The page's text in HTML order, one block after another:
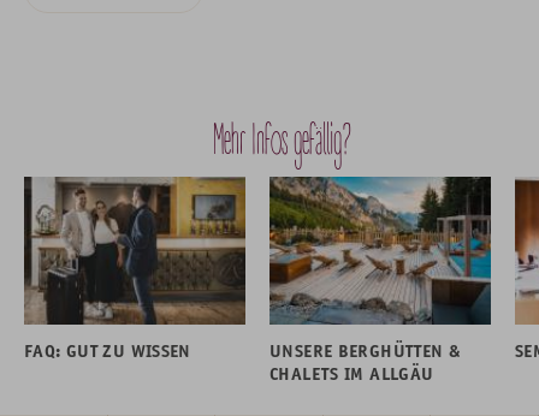
Mehr Infos gefällig?
FAQ: GUT ZU WISSEN
UNSERE BERGHÜTTEN &
CHALETS IM ALLGÄU